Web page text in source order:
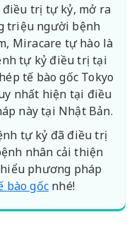
trị tự kỷ, mở ra
triệu người bệnh
Miracare tự hào là
tự kỷ điều trị tại
tế bào gốc Tokyo
nhất hiện tại điều
này tại Nhật Bản.
tự kỷ đã điều trị
nhân cải thiện
phương pháp
bào gốc nhé!